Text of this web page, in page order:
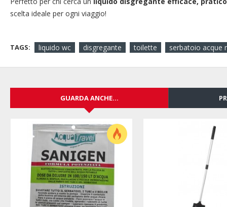
scelta ideale per ogni viaggio!
TAGS: liquido wc disgregante toilette serbatoio acque
GUARDA ANCHE...